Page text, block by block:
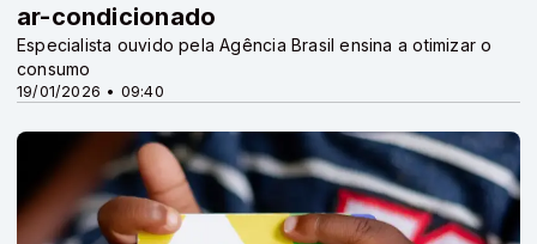
19/01/2026 • 09:40
ar-condicionado
Especialista ouvido pela Agência Brasil ensina a otimizar o
consumo